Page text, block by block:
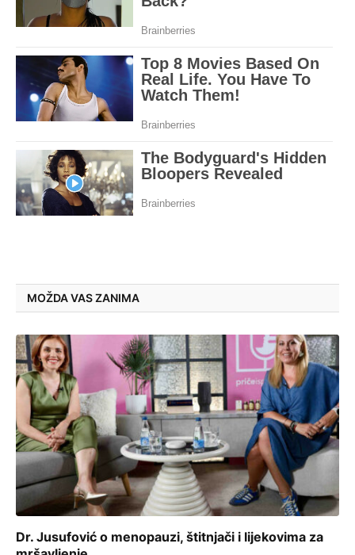
MOŽDA VAS ZANIMA
Dr. Jusufović o menopauzi, štitnjači i lijekovima za